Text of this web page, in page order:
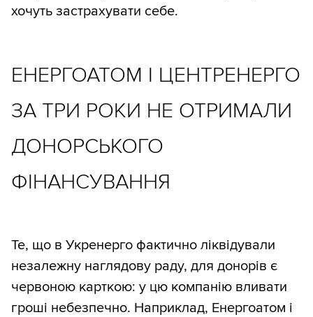
хочуть застрахувати себе.
ЕНЕРГОАТОМ І ЦЕНТРЕНЕРГО
ЗА ТРИ РОКИ НЕ ОТРИМАЛИ
ДОНОРСЬКОГО
ФІНАНСУВАННЯ
Те, що в Укренерго фактично ліквідували
незалежну наглядову раду, для донорів є
червоною карткою: у цю компанію вливати
гроші небезпечно. Наприклад, Енергоатом і